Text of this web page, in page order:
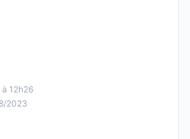
12h26
2023